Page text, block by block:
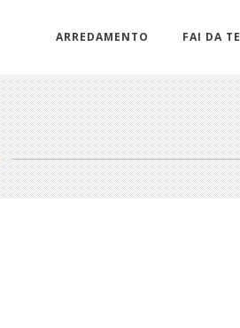
ARREDAMENTO FAI DA TE